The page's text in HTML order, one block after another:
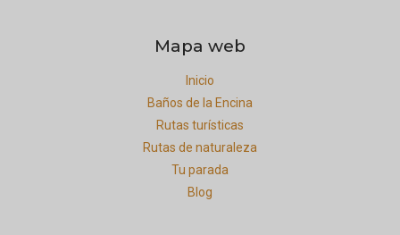
Mapa web
Inicio
Baños de la Encina
Rutas turísticas
Rutas de naturaleza
Tu parada
Blog